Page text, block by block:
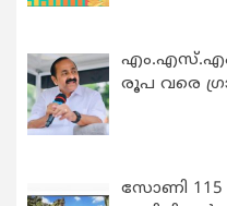
രൂപ വരെ
സോണി 115